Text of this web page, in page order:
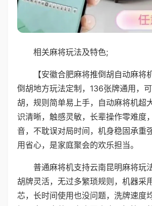
相关麻将玩法及特色;
【安徽合肥麻将推倒胡自动麻将
倒胡地方玩法定制，136张牌通用，
胡，规则简单易上手，自动麻将机超
识清晰，触感灵敏，长辈操作零难度
音，不耽误对局时间，机身稳固承重
用省心，是家庭聚会的欢乐担当。
普通麻将机支持云南昆明麻将玩
胡牌灵活，无过多繁琐规则，机器采
芯，长时间使用也没问题，洗牌速度